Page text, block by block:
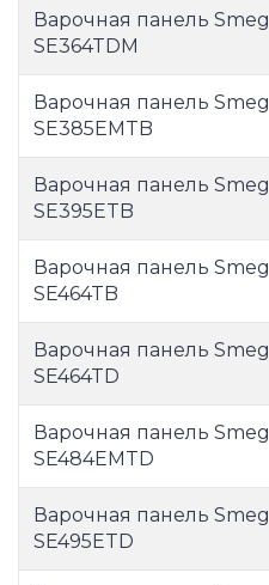
Варочная панель Smeg
SE364TDM
Варочная панель Smeg
SE385EMTB
Варочная панель Smeg
SE395ETB
Варочная панель Smeg
SE464TB
Варочная панель Smeg
SE464TD
Варочная панель Smeg
SE484EMTD
Варочная панель Smeg
SE495ETD